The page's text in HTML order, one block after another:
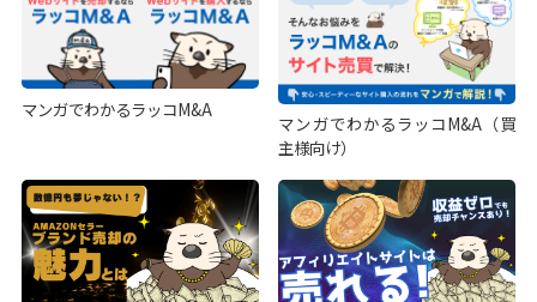
マンガでわかるラッコM&A
マンガでわかるラッコM&A（買
主様向け）